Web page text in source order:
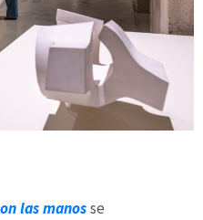
las manosse